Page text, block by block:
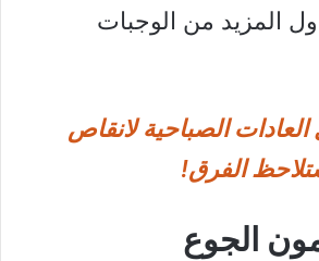
المزيد من الوجبات
الصباحية لانقاص
الفرق!
الجوع